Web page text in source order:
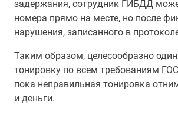
задержания, сотрудник ГИБДД
номера прямо на месте, но после
нарушения, записанного в
Таким образом, целесообразно
тонировку по всем требованиям
пока неправильная тонировка
и деньги.